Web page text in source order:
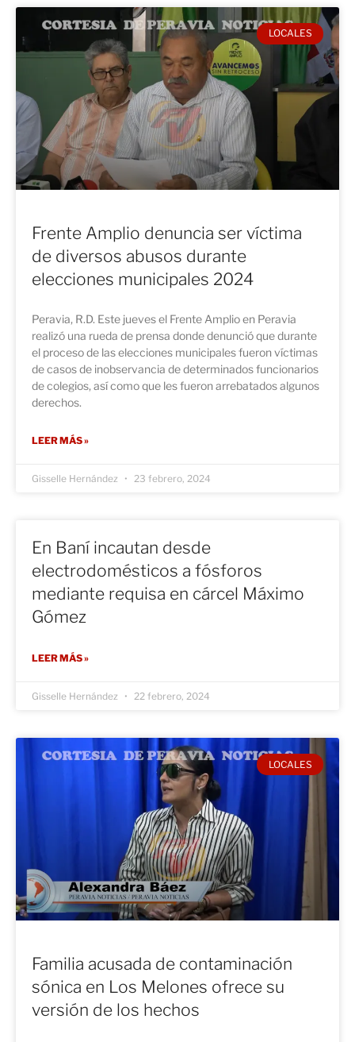
LOCALES
Frente Amplio denuncia ser víctima
de diversos abusos durante
elecciones municipales 2024
Peravia, R.D. Este jueves el Frente Amplio en Peravia
realizó una rueda de prensa donde denunció que durante
el proceso de las elecciones municipales fueron víctimas
de casos de inobservancia de determinados funcionarios
de colegios, así como que les fueron arrebatados algunos
derechos.
LEER MÁS »
Gisselle Hernández 23 febrero, 2024
En Baní incautan desde
electrodomésticos a fósforos
mediante requisa en cárcel Máximo
Gómez
LEER MÁS »
Gisselle Hernández 22 febrero, 2024
LOCALES
Familia acusada de contaminación
sónica en Los Melones ofrece su
versión de los hechos